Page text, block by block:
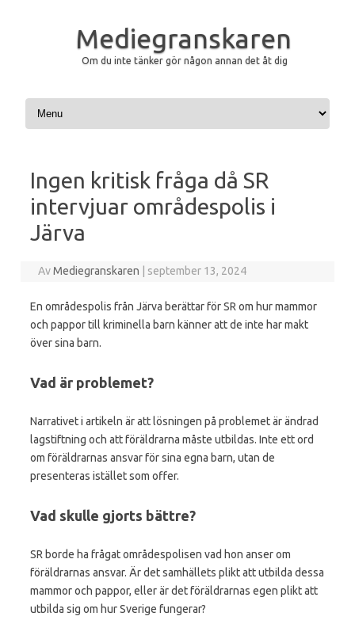
Mediegranskaren
Om du inte tänker gör någon annan det åt dig
Hoppa till innehåll
Ingen kritisk fråga då SR
intervjuar områdespolis i
Järva
AvMediegranskaren september 13, 2024
En områdespolis från Järva berättar för SR om hur mammor
och pappor till kriminella barn känner att de inte har makt
över sina barn.
Vad är problemet?
Narrativet i artikeln är att lösningen på problemet är ändrad
lagstiftning och att föräldrarna måste utbildas. Inte ett ord
om föräldrarnas ansvar för sina egna barn, utan de
presenteras istället som offer.
Vad skulle gjorts bättre?
SR borde ha frågat områdespolisen vad hon anser om
föräldrarnas ansvar. Är det samhällets plikt att utbilda dessa
mammor och pappor, eller är det föräldrarnas egen plikt att
utbilda sig om hur Sverige fungerar?